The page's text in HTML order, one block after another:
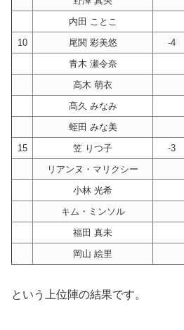
内田 ことこ
10
尾関 彩美悠 -4
青木 瀬令奈
高木 萌衣
髙久 みなみ
蛭田 みな美
15
笠 りつ子 -3
リアンヌ・マリクシー
小林 光希
キム・ミンソル
福田 真未
岡山 絵里
という上位陣の結果です。